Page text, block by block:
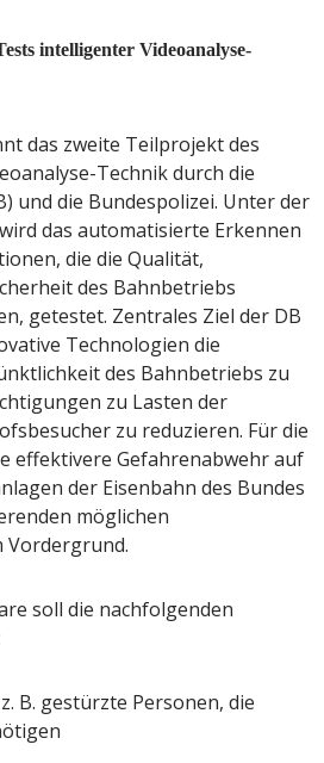
intelligenter Videoanalyse-
das zweite Teilprojekt des
Technik durch die
und die Bundespolizei. Unter der
das automatisierte Erkennen
die die Qualität,
des Bahnbetriebs
getestet. Zentrales Ziel der DB
Technologien die
des Bahnbetriebs zu
zu Lasten der
zu reduzieren. Für die
effektivere Gefahrenabwehr auf
der Eisenbahn des Bundes
möglichen
Vordergrund.
soll die nachfolgenden
B. gestürzte Personen, die